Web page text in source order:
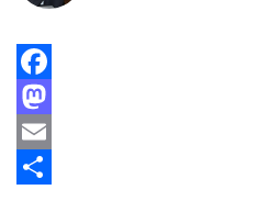
Facebook
Mastodon
Email